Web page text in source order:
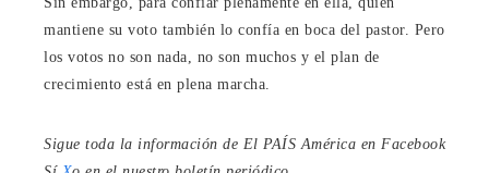
mantiene su voto también lo confía en boca del pastor. Pero
los votos no son nada, no son muchos y el plan de
crecimiento está en plena marcha.
Sigue toda la información de El PAÍS América en Facebook